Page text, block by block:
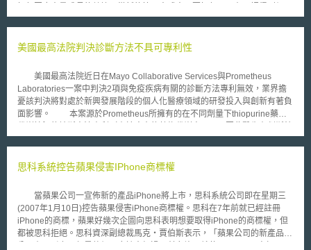
值，以及在加速城市中的都會平台過程中，要付出什麼樣的代價等議題。
公車、提醒視力受損者，道路上有障礙物的智慧應用程式、能夠辨識在範圍
詞，意味著一個能夠合於未來發展的都會，同時轉變為一個可以在提升資源
以及能源效率的同時，還能夠減少對於生態衝擊的環境。而歐洲的智慧城市
發展，主要是在「歐洲2020戰略」（Europe 2020）中，由歐盟執行委員
會所實施的「歐洲創新夥伴計畫」（The European Innovation
向發展；（三）在信任的基礎上所建立的標準化導向發展。 歐盟於
Innovation Partnership on Smart Cities and Communities, EIP-SCC）目
的是為了要將城市、企業與市民結合起來，共同藉由永續的解決方案，來改
善都會城市現有的問題，並提升城市的整體生活。此計畫期許以資通訊科技
（Information and Communication Technology, ICT）、能源與交通管理的
結合，共同提出創新的解決方案，為今日歐洲城市面對來自於環境、社會與
美國最高法院判決診斷方法不具可專利性
美國最高法院近日在Mayo Collaborative Services與Prometheus
Laboratories一案中判決2項與免疫疾病有關的診斷方法專利無效，業界擔
憂該判決將對處於新興發展階段的個人化醫療領域的研發投入與創新有著負
面影響。 本案源於Prometheus所擁有的在不同劑量下thiopurine藥物
定病患的藥物劑量高低有相當的困難度），Mayo購買使用Prometheus的診
Mayo侵害其專利，聯邦地方法院認為該專利建構於自然法則與現象上，因
發展的基礎工具，為避免妨礙創新發展，一直以來法院都持不具可專利性的
看法。在相關的前案中，唯有在自然法則之外，包含創新概念的元素，才能
超越自然法則本身而成為專利。本案中最高法院表示，本案專利方法步驟，
不符合前述基於創新概念而授與專利的條件，且該方法步驟為該領域人所熟
思科系統控告蘋果侵害IPhone商標權
當蘋果公司一宣佈新的產品iPhone將上市，思科系統公司即在星期三
(2007年1月10日)控告蘋果侵害iPhone商標權。思科在7年前就已經註冊
iPhone的商標，蘋果好幾次企圖向思科表明想要取得iPhone的商標權，但
都被思科拒絕。思科資深副總裁馬克‧賈伯斯表示，「蘋果公司的新產品十